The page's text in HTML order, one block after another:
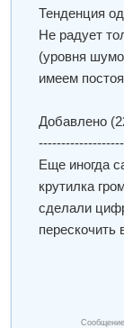
Тенденция
Не радует
(уровня
имеем
Добавлено
Еще иногда
крутилка
сделали
перескочить